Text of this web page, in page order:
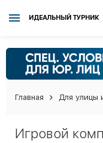
ИДЕАЛЬНЫЙ ТУРНИК
Главная Для улицы
Игровой